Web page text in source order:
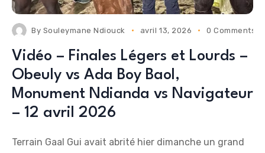
By Souleymane Ndiouck avril 13, 2026 0 Comments
Vidéo – Finales Légers et Lourds –
Obeuly vs Ada Boy Baol,
Monument Ndianda vs Navigateur
– 12 avril 2026
Terrain Gaal Gui avait abrité hier dimanche un grand